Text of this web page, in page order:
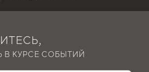
В КУРСЕ СОБЫТИЙ